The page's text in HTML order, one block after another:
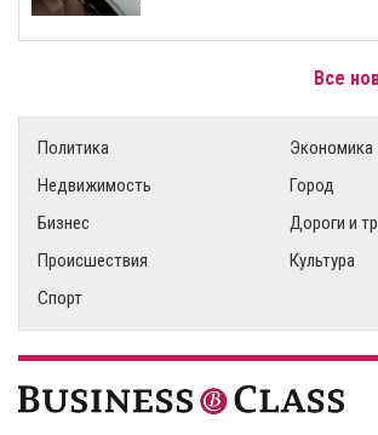
Все
Политика
Экономика
Недвижимость
Город
Бизнес
Дороги и
Происшествия
Культура
Спорт